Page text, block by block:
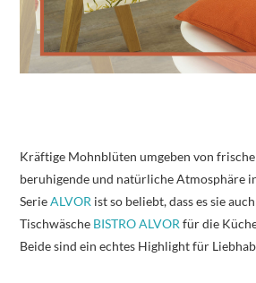
Kräftige Mohnblüten umgeben von
beruhigende und natürliche Atmosphäre
SerieALVOR ist so beliebt, dass es sie
Tischwäsche BISTRO ALVORfür die
Beide sind ein echtes Highlight für